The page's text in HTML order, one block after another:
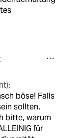
böse! Falls
sollten,
bitte, warum
für